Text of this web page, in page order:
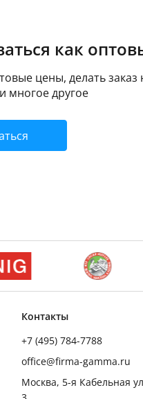
как
цены, делать заказ
многое другое
Контакты
+7 (495) 784-7788
office@firma-gamma.ru
Москва, 5-я Кабельная